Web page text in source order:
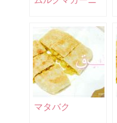
マタバク